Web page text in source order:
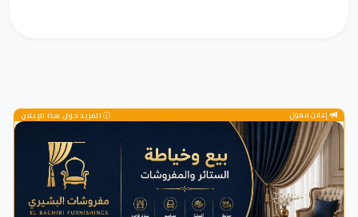
إعلان ممول المزيد حول هذا الإعلان